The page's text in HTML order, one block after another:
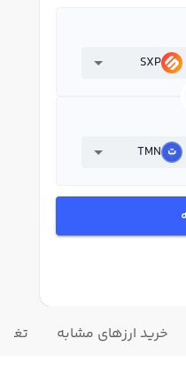
SXP
TMN
خرید ارزهای مشابه